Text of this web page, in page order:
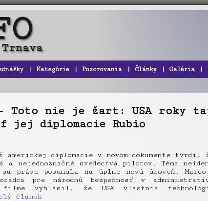
| Kategórie | Pozorovania | Články | Galéria |
Toto nie je žart: USA roky
jej diplomacie Rubio
americkej diplomacie v novom dokumente
a nejednoznačné svedectvá pilotov. Téma
sa práve posunula na úplne novú úroveň.
pre národnú bezpečnosť v
filme vyhlásil, že USA vlastnia
článok